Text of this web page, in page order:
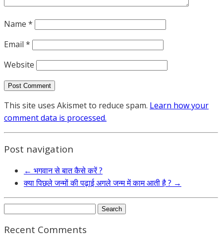
Name *
Email *
Website
This site uses Akismet to reduce spam. Learn how your
comment data is processed.
Post navigation
← भगवान से बात कैसे करें ?
क्या पिछले जन्मों की पढ़ाई अगले जन्म में काम आती है ? →
Search
Recent Comments